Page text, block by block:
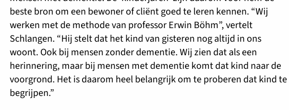
beste bron om een bewoner of cliënt goed te leren kennen. “Wij
werken met de methode van professor Erwin Böhm”, vertelt
Schlangen. “Hij stelt dat het kind van gisteren nog altijd in ons
woont. Ook bij mensen zonder dementie. Wij zien dat als een
herinnering, maar bij mensen met dementie komt dat kind naar de
voorgrond. Het is daarom heel belangrijk om te proberen dat kind te
begrijpen.”